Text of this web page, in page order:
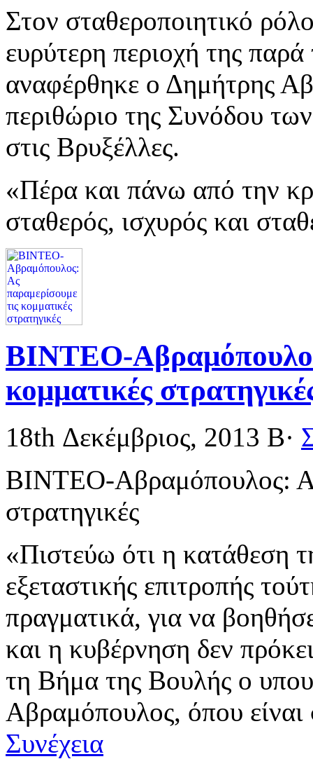
Στον σταθεροποιητικό
ευρύτερη περιοχή της
αναφέρθηκε ο Δημήτρης
περιθώριο της Συνόδου
στις Βρυξέλλες.
«Πέρα και πάνω από την
σταθερός, ισχυρός και
ΒΙΝΤΕΟ-
κομματικές
18th Δεκέμβριος, 2013 Β·
ΒΙΝΤΕΟ-Αβραμόπουλος: Ας
στρατηγικές
«Πιστεύω ότι η κατάθεση
εξεταστικής επιτροπής
πραγματικά, για να
και η κυβέρνηση δεν
τη Βήμα της Βουλής ο
Αβραμόπουλος, όπου είναι
Συνέχεια